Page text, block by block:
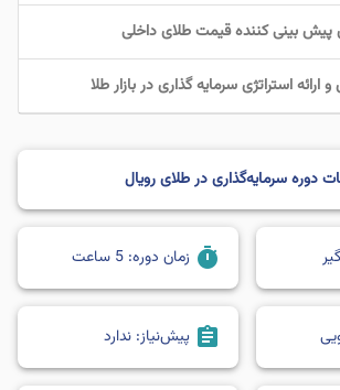
پیش بینی کننده قیمت طلای داخلی
ارائه استراتژی سرمایه گذاری در بازار طلا
دوره سرمایه‌گذاری در طلای رویال
timer زمان دوره: 5 ساعت
assignment پیش‌نیاز: ندارد